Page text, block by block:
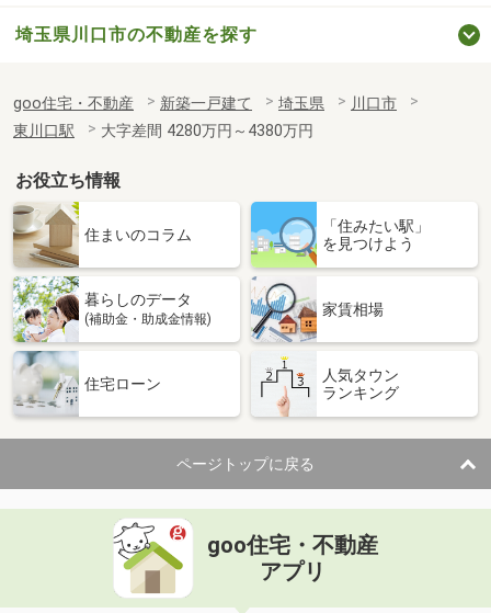
埼玉県川口市の不動産を探す
goo住宅・不動産 新築一戸建て 埼玉県
川口市
東川口駅
大字差間 4280万円～4380万円
お役立ち情報
住まいのコラム
「住みたい駅」
を見つけよう
暮らしのデータ
(補助金・助成金情報)
家賃相場
住宅ローン
人気タウン
ランキング
ページトップに戻る
goo住宅・不動産
アプリ